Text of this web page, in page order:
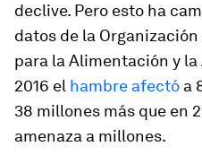
declive. Pero esto ha
datos de la
para la Alimentación y la
2016 el hambre afectó a
38 millones más que en
amenaza a millones.